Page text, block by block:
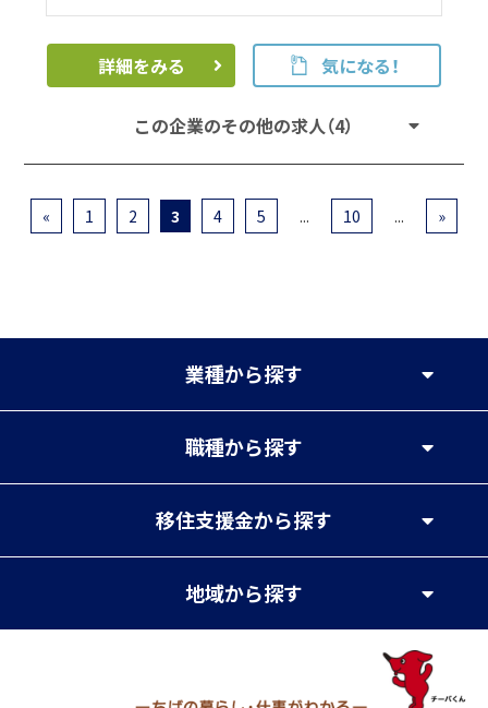
詳細をみる 気になる！
この企業のその他の求人（4）
« 1 2 3 4 5 ... 10 ... »
業種から探す
職種から探す
移住支援金から探す
地域から探す